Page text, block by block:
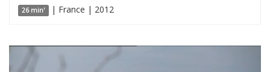
26 min' | France | 2012